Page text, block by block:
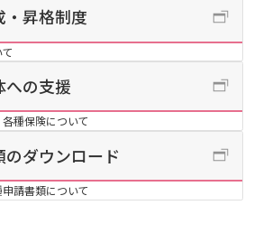
リシー（2016～2019年度保健医
療福祉・医療経営・看護）
リシー（2016～2019年度心理・
リシー（2015年度以前入学生）
リシー（2016～2019年度入学生）
リシー（2015年度以前入学生）
・ポリシー（2024年度入学生）
・ポリシー（2021～2023年度入
・アイデンティティ）
己点検・評価について
置認可・届出書類・履行状況報
ス
ター
ニングセンター
て
いて（オプトアウト）
座 過去の開講コース
＆Gownoffice東広島
育研修センター
EN（英語） CH（中国語）
・昇格制度
への支援
種保険について
ダウンロード
請書類について
いて
て
1号館部屋料等の納入
等の納入
記・修了証書授与式